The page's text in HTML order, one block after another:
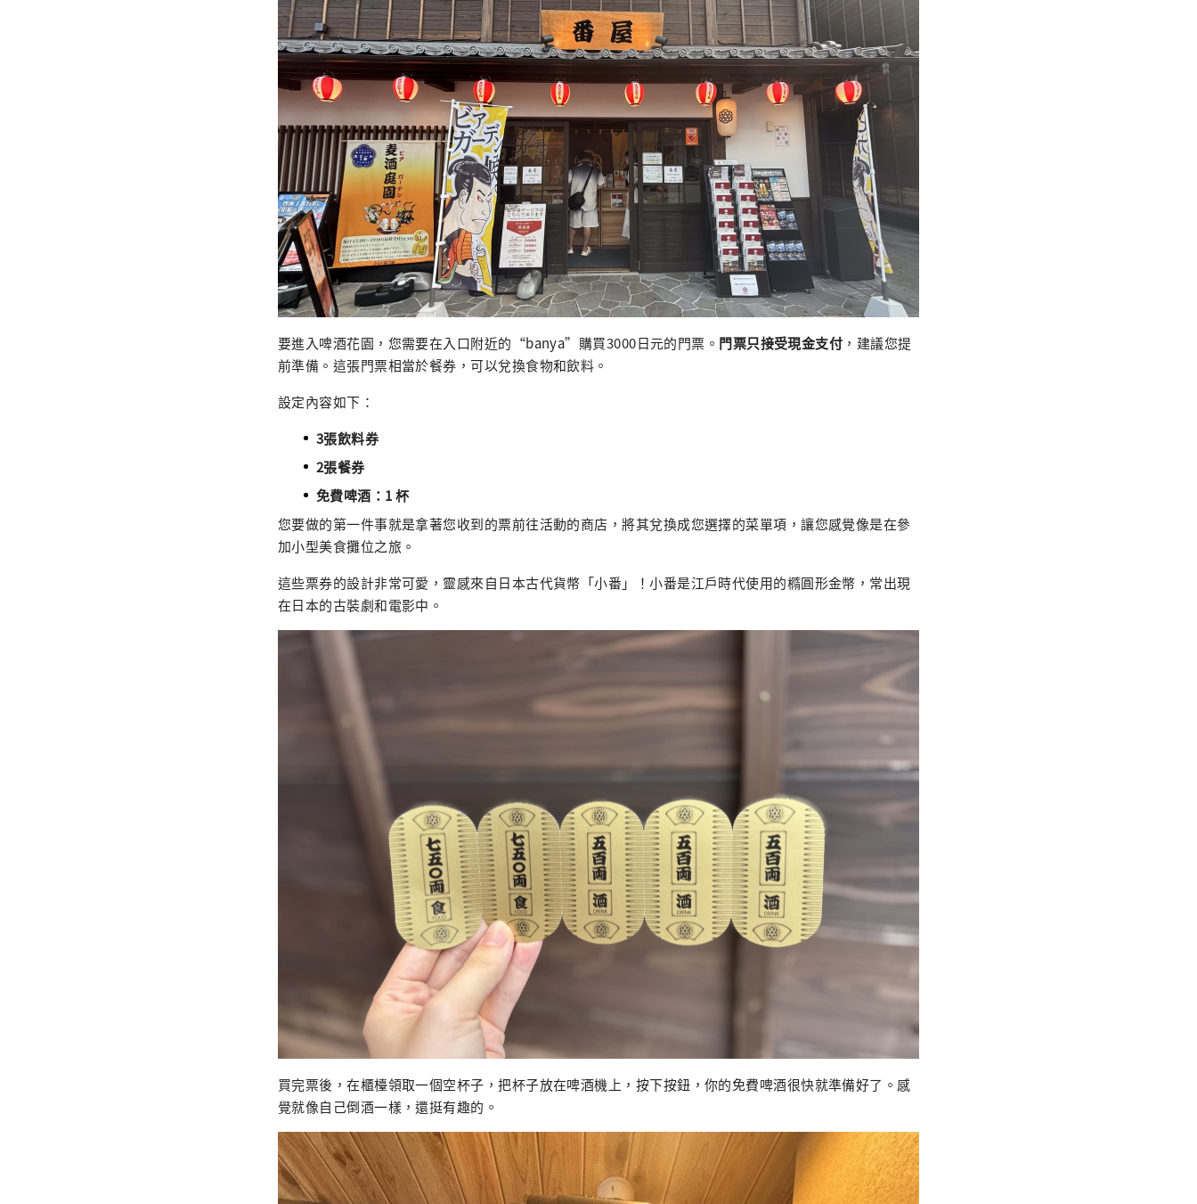
要進入啤酒花園，您需要在入口附近的“banya”購買3000日元的門票。 門票只接受現金支付 ，建議您提
前準備。這張門票相當於餐券，可以兌換食物和飲料。
設定內容如下：
3張飲料券
2張餐券
免費啤酒：1 杯
您要做的第一件事就是拿著您收到的票前往活動的商店，將其兌換成您選擇的菜單項，讓您感覺像是在參
加小型美食攤位之旅。
這些票券的設計非常可愛，靈感來自日本古代貨幣「小番」！小番是江戶時代使用的橢圓形金幣，常出現
在日本的古裝劇和電影中。
買完票後，在櫃檯領取一個空杯子，把杯子放在啤酒機上，按下按鈕，你的免費啤酒很快就準備好了。感
覺就像自己倒酒一樣，還挺有趣的。